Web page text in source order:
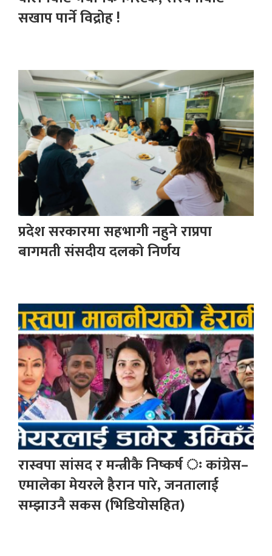
सखाप पार्ने विद्रोह !
प्रदेश सरकारमा सहभागी नहुने राप्रपा
बागमती संसदीय दलको निर्णय
रास्वपा सांसद र मन्त्रीकै निष्कर्ष ः कांग्रेस–
एमालेका मेयरले हैरान पारे, जनतालाई
सम्झाउनै सकस (भिडियोसहित)